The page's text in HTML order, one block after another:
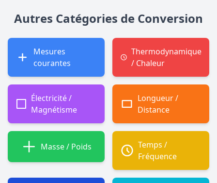
Autres Catégories de Conversion
Mesures
courantes
Thermodynamique
/ Chaleur
Électricité /
Magnétisme
Longueur /
Distance
Masse / Poids
Temps /
Fréquence